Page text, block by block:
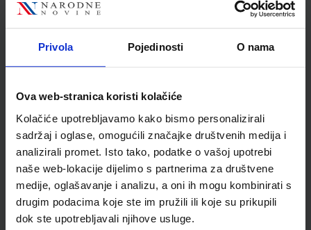
Privola Pojedinosti O nama
Ova web-stranica koristi kolačiće
Kolačiće upotrebljavamo kako bismo personalizirali
sadržaj i oglase, omogućili značajke društvenih medija i
analizirali promet. Isto tako, podatke o vašoj upotrebi
naše web-lokacije dijelimo s partnerima za društvene
medije, oglašavanje i analizu, a oni ih mogu kombinirati s
drugim podacima koje ste im pružili ili koje su prikupili
dok ste upotrebljavali njihove usluge.
Jedinična mjera
kom
Brajnović
Školski razred
10 1.RAZRED SŠ
Vrsta školske knjige
RADNA BILJEŽNICA
Vrsta škole
3 STRUKOVNA
Nastavni predmet
KOMERCIJALIST
Reg br min
5353;5899